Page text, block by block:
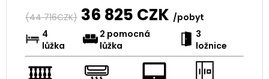
(44 716CZK) 36 825 CZK /pobyt
4
lůžka
2 pomocná
lůžka
3
ložnice